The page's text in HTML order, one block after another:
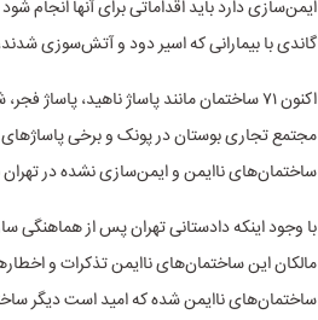
ایمن‌سازی دارد باید اقداماتی برای آنها انجام
گاندی با بیمارانی که اسیر دود و آتش‌سوزی
اکنون ۷۱ ساختمان مانند پاساژ ناهید،
مجتمع تجاری بوستان در پونک و برخی پاساژهای
ساختمان‌های ناایمن و ایمن‌سازی نشده در
با وجود اینکه دادستانی تهران پس از هماهنگی
مالکان این ساختمان‌های ناایمن تذکرات و
ساختمان‌های ناایمن شده که امید است دیگر